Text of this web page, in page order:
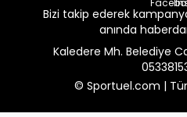
Bizi takip ederek
anında
Kaledere Mh. Belediye
© Sportuel.com | Tüm